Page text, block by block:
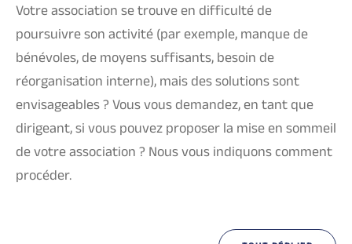
Votre association se trouve en difficulté de
poursuivre son activité (par exemple, manque de
bénévoles, de moyens suffisants, besoin de
réorganisation interne), mais des solutions sont
envisageables ? Vous vous demandez, en tant que
dirigeant, si vous pouvez proposer la mise en sommeil
de votre association ? Nous vous indiquons comment
procéder.